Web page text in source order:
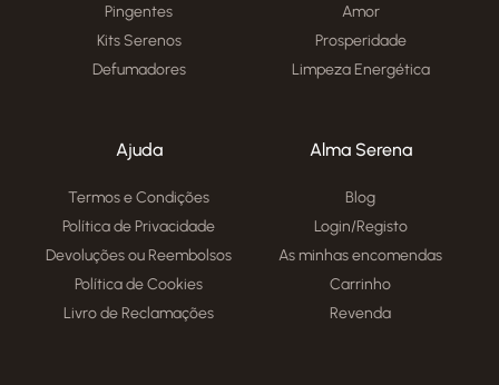
Pingentes
Kits Serenos
Defumadores
Amor
Prosperidade
Limpeza Energética
Ajuda
Termos e Condições
Política de Privacidade
Devoluções ou Reembolsos
Política de Cookies
Livro de Reclamações
Alma Serena
Blog
Login/Registo
As minhas encomendas
Carrinho
Revenda